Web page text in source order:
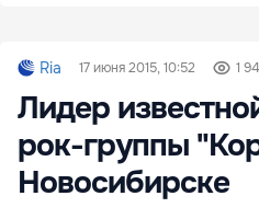
Ria 17 июня 2015, 10:52 1
Лидер
рок-группы
Новосибирске